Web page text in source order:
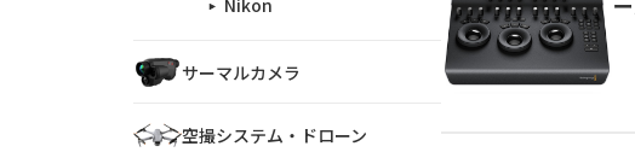
Nikon
サーマルカメラ
空撮システム・ドローン